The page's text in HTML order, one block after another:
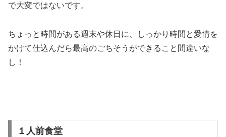
で大変ではないです。
ちょっと時間がある週末や休日に、しっかり時間と愛情を
かけて仕込んだら最高のごちそうができること間違いな
し！
１人前食堂